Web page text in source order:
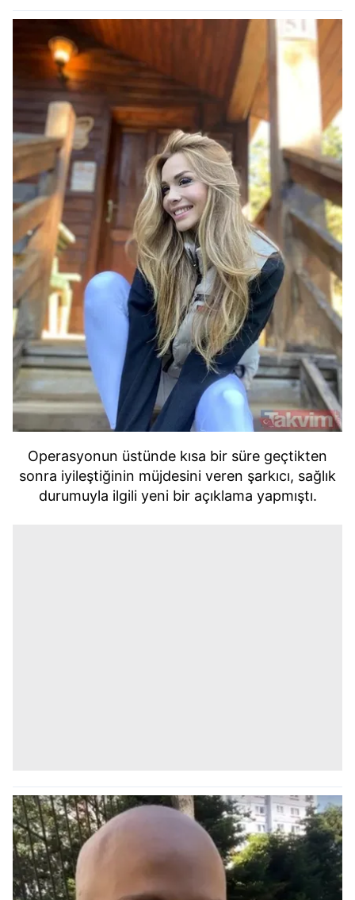
Operasyonun üstünde kısa bir süre geçtikten
sonra iyileştiğinin müjdesini veren şarkıcı, sağlık
durumuyla ilgili yeni bir açıklama yapmıştı.